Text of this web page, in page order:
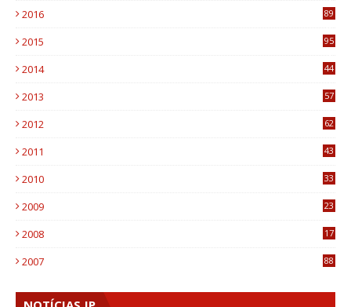
2016
89
2015
95
2014
44
2013
57
2012
62
2011
43
2010
33
2009
23
2008
17
2007 88